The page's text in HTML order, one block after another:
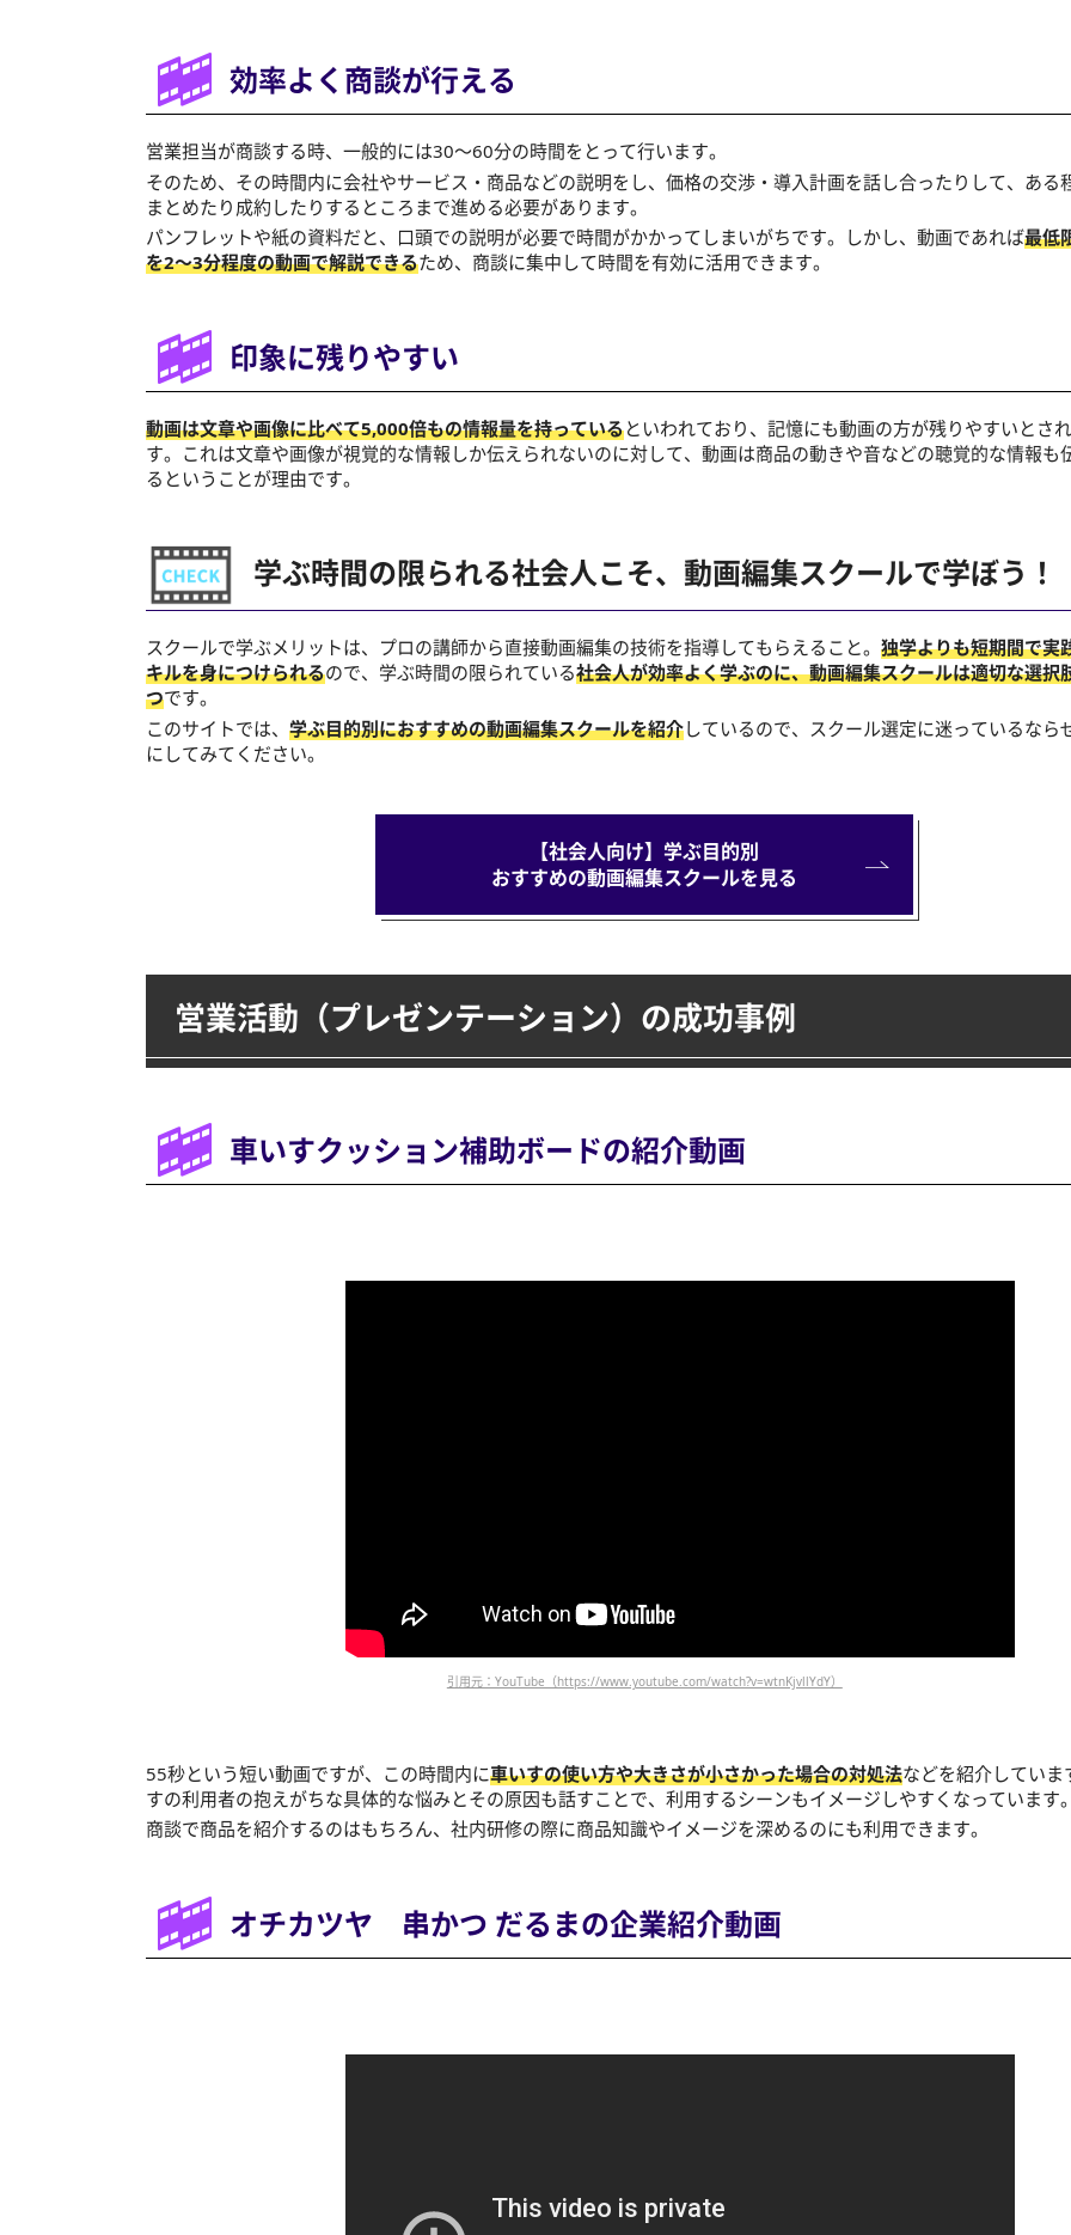
効率よく商談が行える
営業担当が商談する時、一般的には30～60分の時間をとって行います。
そのため、その時間内に会社やサービス・商品などの説明をし、価格の交渉・導入計画を話し合ったりして、ある
まとめたり成約したりするところまで進める必要があります。
パンフレットや紙の資料だと、口頭での説明が必要で時間がかかってしまいがちです。しかし、動画であれば最低
を2～3分程度の動画で解説できるため、商談に集中して時間を有効に活用できます。
印象に残りやすい
動画は文章や画像に比べて5,000倍もの情報量を持っているといわれており、記憶にも動画の方が残りやすいとさ
す。これは文章や画像が視覚的な情報しか伝えられないのに対して、動画は商品の動きや音などの聴覚的な情報も
るということが理由です。
学ぶ時間の限られる社会人こそ、動画編集スクールで学ぼう！
スクールで学ぶメリットは、プロの講師から直接動画編集の技術を指導してもらえること。 独学よりも短期間で実
キルを身につけられるので、学ぶ時間の限られている社会人が効率よく学ぶのに、動画編集スクールは適切な選択
つです。
このサイトでは、 学ぶ目的別におすすめの動画編集スクールを紹介しているので、スクール選定に迷っているなら
にしてみてください。
【社会人向け】学ぶ目的別
おすすめの動画編集スクールを見る
営業活動（プレゼンテーション） の成功事例
車いすクッション補助ボードの紹介動画
引用元：YouTube（https://www.youtube.com/watch?v=wtnKjvllYdY）
55秒という短い動画ですが、この時間内に車いすの使い方や大きさが小さかった場合の対処法などを紹介していま
すの利用者の抱えがちな具体的な悩みとその原因も話すことで、利用するシーンもイメージしやすくなっています。
商談で商品を紹介するのはもちろん、社内研修の際に商品知識やイメージを深めるのにも利用できます。
オチカツヤ 串かつ だるまの企業紹介動画